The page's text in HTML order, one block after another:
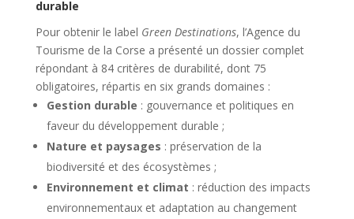
durable
Pour obtenir le label Green Destinations, l’Agence du
Tourisme de la Corse a présenté un dossier complet
répondant à 84 critères de durabilité, dont 75
obligatoires, répartis en six grands domaines :
Gestion durable : gouvernance et politiques en
faveur du développement durable ;
Nature et paysages : préservation de la
biodiversité et des écosystèmes ;
Environnement et climat : réduction des impacts
environnementaux et adaptation au changement